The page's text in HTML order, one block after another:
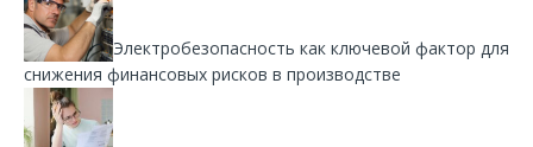
Электробезопасность как ключевой фактор для
снижения финансовых рисков в производстве